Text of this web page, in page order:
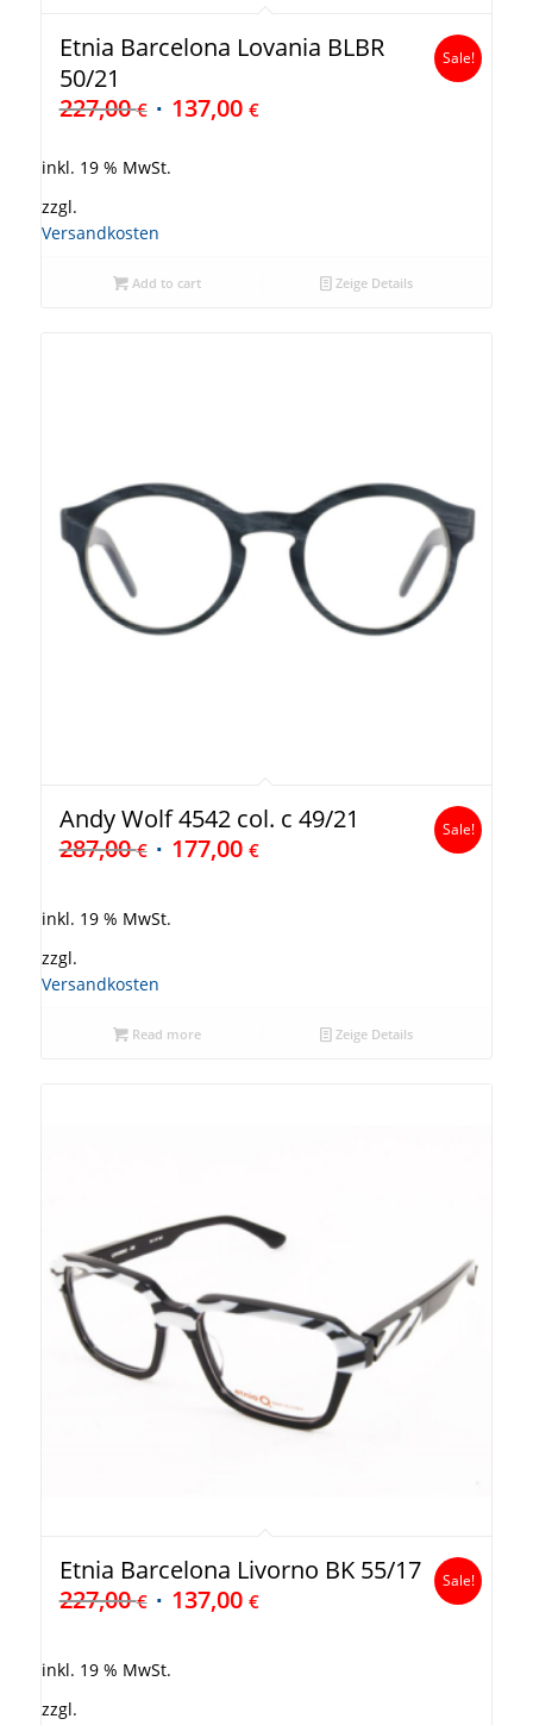
Etnia Barcelona Lovania BLBR
50/21
227,00€ 137,00 €
Sale!
inkl. 19 % MwSt.
zzgl.
Versandkosten
Add to cart Zeige Details
Andy Wolf 4542 col. c 49/21
287,00€ 177,00 €
Sale!
inkl. 19 % MwSt.
zzgl.
Versandkosten
Read more Zeige Details
Etnia Barcelona Livorno BK 55/17
227,00€ 137,00 €
Sale!
inkl. 19 % MwSt.
zzgl.